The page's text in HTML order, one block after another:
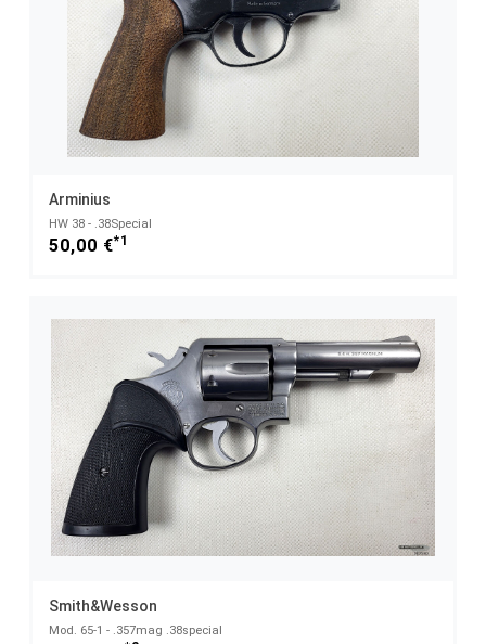
Arminius
HW 38 - .38Special
50,00 €*1
Smith&Wesson
Mod. 65-1 - .357mag .38special